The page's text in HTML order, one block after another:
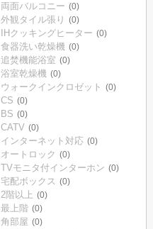
両面バルコニー (0)
外観タイル張り (0)
IHクッキングヒーター (0)
食器洗い乾燥機 (0)
追焚機能浴室 (0)
浴室乾燥機 (0)
ウォークインクロゼット (0)
CS (0)
BS (0)
CATV (0)
インターネット対応 (0)
オートロック (0)
TVモニタ付インターホン (0)
宅配ボックス (0)
2階以上 (0)
最上階 (0)
角部屋 (0)